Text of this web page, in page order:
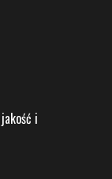
i